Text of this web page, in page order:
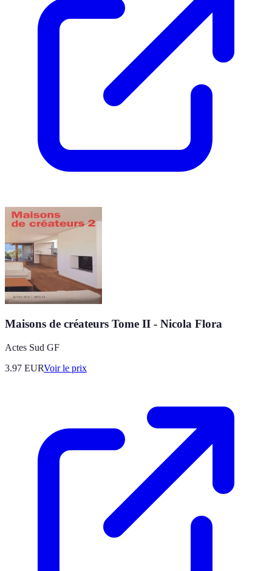
Maisons de créateurs Tome II - Nicola Flora
Actes Sud GF
3.97 EURVoir le prix